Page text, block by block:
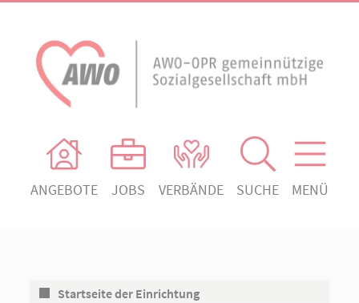
ANGEBOTE JOBS VERBÄNDE SUCHE MENÜ
Startseite der Einrichtung